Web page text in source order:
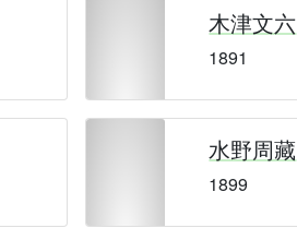
木津文六
1891
水野周藏
1899